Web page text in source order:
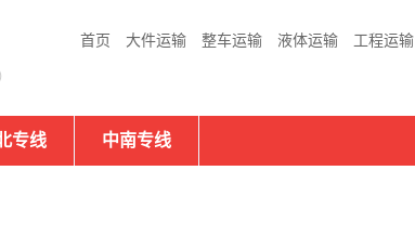
首页 大件运输 整车运输 液体运输 工程运输
专线 中南专线